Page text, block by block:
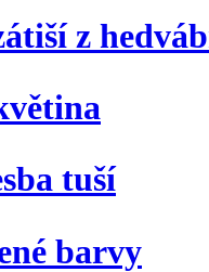
z
tuší
barvy